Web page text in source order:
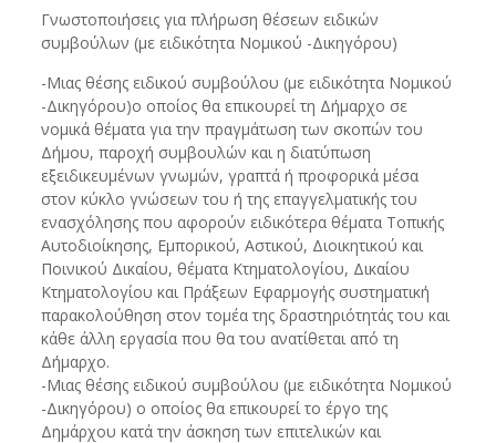
Γνωστοποιήσεις για πλήρωση θέσεων ειδικών
συμβούλων (με ειδικότητα Νομικού -Δικηγόρου)
-Μιας θέσης ειδικού συμβούλου (με ειδικότητα Νομικού
-Δικηγόρου)ο οποίος θα επικουρεί τη Δήμαρχο σε
νομικά θέματα για την πραγμάτωση των σκοπών του
Δήμου, παροχή συμβουλών και η διατύπωση
εξειδικευμένων γνωμών, γραπτά ή προφορικά μέσα
στον κύκλο γνώσεων του ή της επαγγελματικής του
ενασχόλησης που αφορούν ειδικότερα θέματα Τοπικής
Αυτοδιοίκησης, Εμπορικού, Αστικού, Διοικητικού και
Ποινικού Δικαίου, θέματα Κτηματολογίου, Δικαίου
Κτηματολογίου και Πράξεων Εφαρμογής συστηματική
παρακολούθηση στον τομέα της δραστηριότητάς του και
κάθε άλλη εργασία που θα του ανατίθεται από τη
Δήμαρχο.
-Μιας θέσης ειδικού συμβούλου (με ειδικότητα Νομικού
-Δικηγόρου) ο οποίος θα επικουρεί το έργο της
Δημάρχου κατά την άσκηση των επιτελικών και